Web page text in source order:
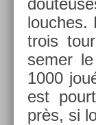
louc­hes.
trois
semer
1000
est
près, si